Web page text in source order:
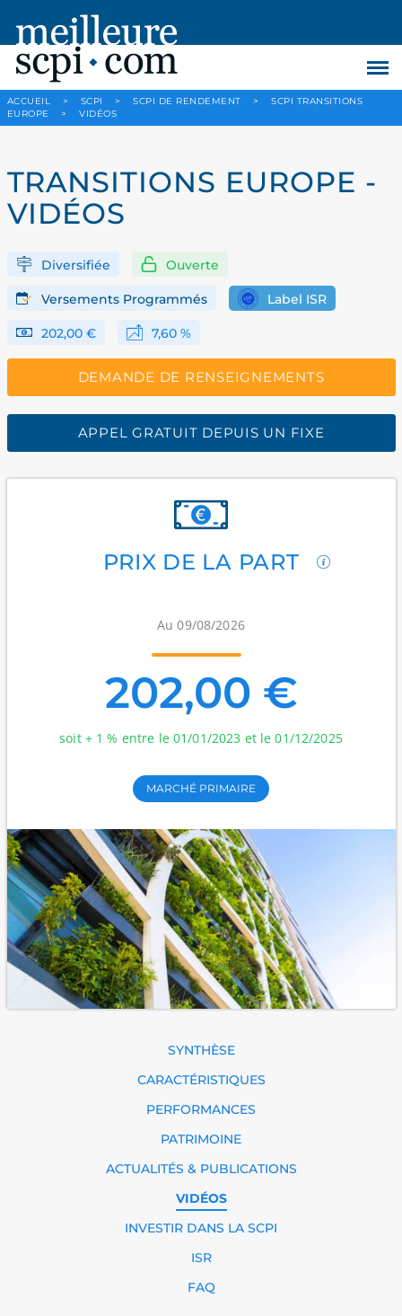
ACCUEIL > SCPI > SCPI DE RENDEMENT >
SCPI TRANSITIONS
EUROPE
> VIDÉOS
TRANSITIONS EUROPE -
VIDÉOS
Diversifiée Ouverte
Versements Programmés Label ISR
202,00 € 7,60 %
DEMANDE DE RENSEIGNEMENTS
APPEL GRATUIT DEPUIS UN FIXE
PRIX DE LA PART
Au 09/08/2026
202,00 €
soit + 1 % entre le 01/01/2023 et le 01/12/2025
MARCHÉ PRIMAIRE
SYNTHÈSE
CARACTÉRISTIQUES
PERFORMANCES
PATRIMOINE
ACTUALITÉS & PUBLICATIONS
VIDÉOS
INVESTIR DANS LA SCPI
ISR
FAQ